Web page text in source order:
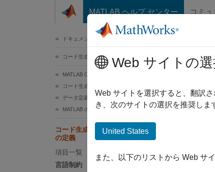
コンテンツへスキップ
MATLAB ヘルプ センター コミュ
ドキュメンテーションのホーム
コード生成
MATLAB Coder
コード生成のための MATLAB プログラミング
データ定義
MATLAB のクラス
コード生成のための MATLAB クラス
の定義
項目一覧
言語制約
この
プロ
Web サイトの選
Web サイトを選択すると、翻訳
き、次のサイトの選択を推奨しま
United States
また、以下のリストから Web サ